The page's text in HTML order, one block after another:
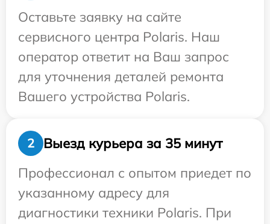
Оставьте заявку на сайте
сервисного центра Polaris. Наш
оператор ответит на Ваш запрос
для уточнения деталей ремонта
Вашего устройства Polaris.
2
Выезд курьера за 35 минут
Профессионал с опытом приедет по
указанному адресу для
диагностики техники Polaris. При